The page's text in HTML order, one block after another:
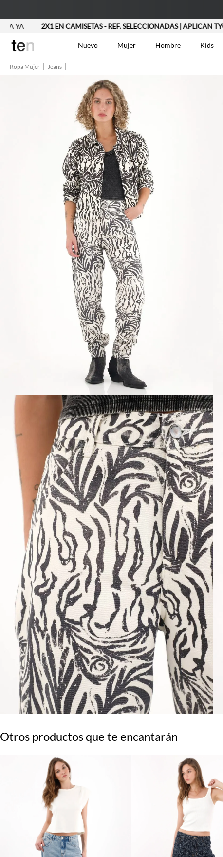
2X1 EN CAMISETAS - REF. SELECCIONADAS | APLICAN TYC
Nuevo Mujer Hombre Kids
Ropa Mujer Jeans
Otros productos que te encantarán
5.
6.
7.
8.
9
10